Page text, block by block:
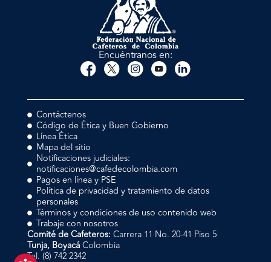
Encuéntranos en:
Contáctenos
Código de Ética y Buen Gobierno
Línea Ética
Mapa del sitio
Notificaciones judiciales:
notificaciones@cafedecolombia.com
Pagos en línea y PSE
Política de privacidad y tratamiento de datos
personales
Términos y condiciones de uso contenido web
Trabaje con nosotros
Comité de Cafeteros: Carrera 11 No. 20-41 Piso 5
Tunja, BoyacáColombia
Tel. (8) 742 2342